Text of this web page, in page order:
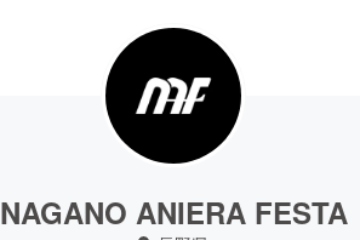
NAGANO ANIERA FESTA